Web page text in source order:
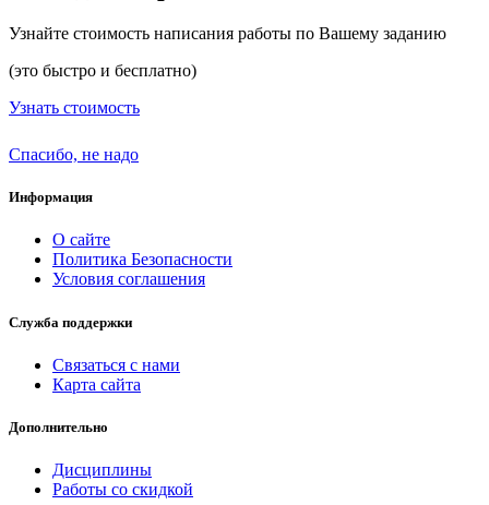
Узнайте стоимость написания работы по Вашему заданию
(это быстро и бесплатно)
Узнать стоимость
Спасибо, не надо
Информация
О сайте
Политика Безопасности
Условия соглашения
Служба поддержки
Связаться с нами
Карта сайта
Дополнительно
Дисциплины
Работы со скидкой